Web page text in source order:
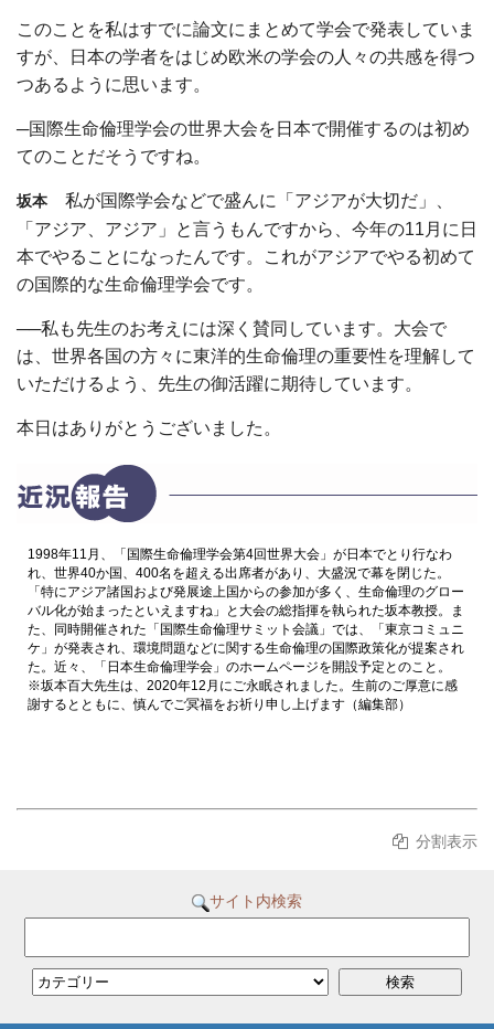
このことを私はすでに論文にまとめて学会で発表していま
すが、日本の学者をはじめ欧米の学会の人々の共感を得つ
つあるように思います。
─国際生命倫理学会の世界大会を日本で開催するのは初め
てのことだそうですね。
坂本 私が国際学会などで盛んに「アジアが大切だ」、
「アジア、アジア」と言うもんですから、今年の11月に日
本でやることになったんです。これがアジアでやる初めて
の国際的な生命倫理学会です。
──私も先生のお考えには深く賛同しています。大会で
は、世界各国の方々に東洋的生命倫理の重要性を理解して
いただけるよう、先生の御活躍に期待しています。
本日はありがとうございました。
1998年11月、「国際生命倫理学会第4回世界大会」が日本でとり行なわ
れ、世界40か国、400名を超える出席者があり、大盛況で幕を閉じた。
「特にアジア諸国および発展途上国からの参加が多く、生命倫理のグロー
バル化が始まったといえますね」と大会の総指揮を執られた坂本教授。ま
た、同時開催された「国際生命倫理サミット会議」では、「東京コミュニ
ケ」が発表され、環境問題などに関する生命倫理の国際政策化が提案され
た。近々、「日本生命倫理学会」のホームページを開設予定とのこと。
※坂本百大先生は、2020年12月にご永眠されました。生前のご厚意に感
謝するとともに、慎んでご冥福をお祈り申し上げます（編集部）
分割表示
サイト内検索